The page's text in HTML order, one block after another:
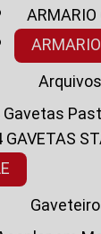
Arquivos
Gavetas
GAVETAS